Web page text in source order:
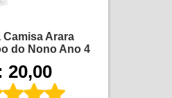
Camisa Arara
do Nono Ano 4
20,00